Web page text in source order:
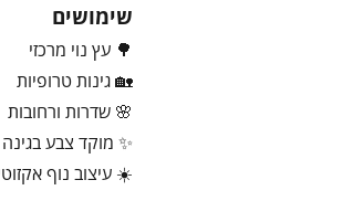
שימושים
🌳 עץ נוי מרכזי
🏡 גינות טרופיות
🌸 שדרות ורחובות
✨ מוקד צבע בגינה
☀️ עיצוב נוף